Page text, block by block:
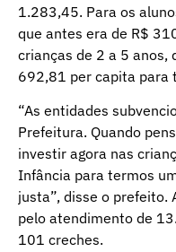
1.283,45. Para os
que antes era de R$
crianças de 2 a 5 anos,
692,81 per capita para
“As entidades
Prefeitura. Quando
investir agora nas
Infância para termos
justa”, disse o prefeito.
pelo atendimento de
101 creches.